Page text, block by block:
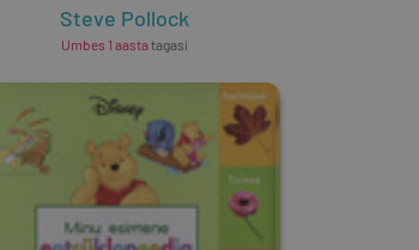
Steve Pollock
Umbes 1 aastatagasi